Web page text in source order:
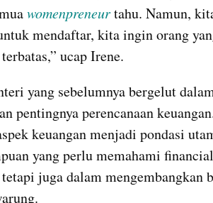
womenpreneur tahu. Namun,
mendaftar, kita ingin orang
ucap Irene.
yang sebelumnya bergelut
pentingnya perencanaan
keuangan menjadi pondasi
yang perlu memahami
juga dalam mengembangkan